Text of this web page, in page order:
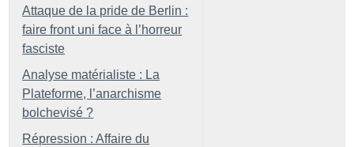
Attaque de la pride de Berlin :
faire front uni face à l’horreur
fasciste
Analyse matérialiste : La
Plateforme, l’anarchisme
bolchevisé ?
Répression : Affaire du